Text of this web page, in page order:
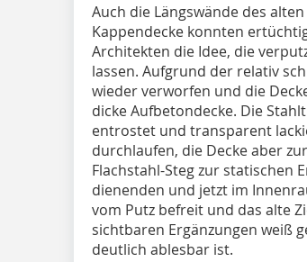
Auch die Längswände des
Kappendecke konnten
Architekten die Idee, die
lassen. Aufgrund der relativ
wieder verworfen und die
dicke Aufbetondecke. Die
entrostet und transparent
durchlaufen, die Decke aber
Flachstahl-Steg zur statischen
dienenden und jetzt im
vom Putz befreit und das alte
sichtbaren Ergänzungen weiß
deutlich ablesbar ist.